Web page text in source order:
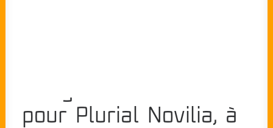
pour Plurial Novilia, à